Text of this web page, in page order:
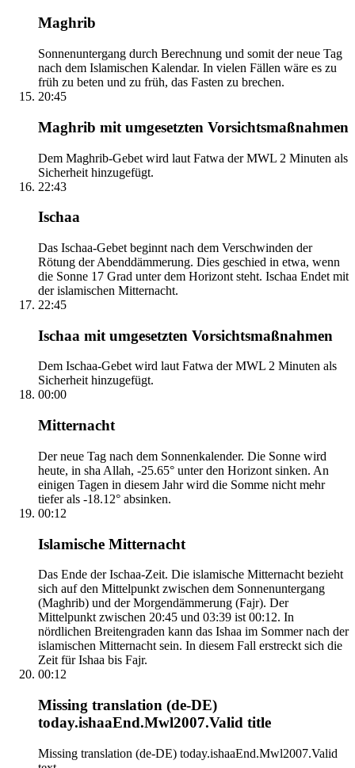
Maghrib
Sonnenuntergang durch Berechnung und somit der neue Tag
nach dem Islamischen Kalendar. In vielen Fällen wäre es zu
früh zu beten und zu früh, das Fasten zu brechen.
20:45
Maghrib mit umgesetzten Vorsichtsmaßnahmen
Dem Maghrib-Gebet wird laut Fatwa der MWL 2 Minuten als
Sicherheit hinzugefügt.
22:43
Ischaa
Das Ischaa-Gebet beginnt nach dem Verschwinden der
Rötung der Abenddämmerung. Dies geschied in etwa, wenn
die Sonne 17 Grad unter dem Horizont steht. Ischaa Endet mit
der islamischen Mitternacht.
22:45
Ischaa mit umgesetzten Vorsichtsmaßnahmen
Dem Ischaa-Gebet wird laut Fatwa der MWL 2 Minuten als
Sicherheit hinzugefügt.
00:00
Mitternacht
Der neue Tag nach dem Sonnenkalender. Die Sonne wird
heute, in sha Allah, -25.65° unter den Horizont sinken. An
einigen Tagen in diesem Jahr wird die Somme nicht mehr
tiefer als -18.12° absinken.
00:12
Islamische Mitternacht
Das Ende der Ischaa-Zeit. Die islamische Mitternacht bezieht
sich auf den Mittelpunkt zwischen dem Sonnenuntergang
(Maghrib) und der Morgendämmerung (Fajr). Der
Mittelpunkt zwischen 20:45 und 03:39 ist 00:12. In
nördlichen Breitengraden kann das Ishaa im Sommer nach der
islamischen Mitternacht sein. In diesem Fall erstreckt sich die
Zeit für Ishaa bis Fajr.
00:12
Missing translation (de-DE)
today.ishaaEnd.Mwl2007.Valid title
Missing translation (de-DE) today.ishaaEnd.Mwl2007.Valid